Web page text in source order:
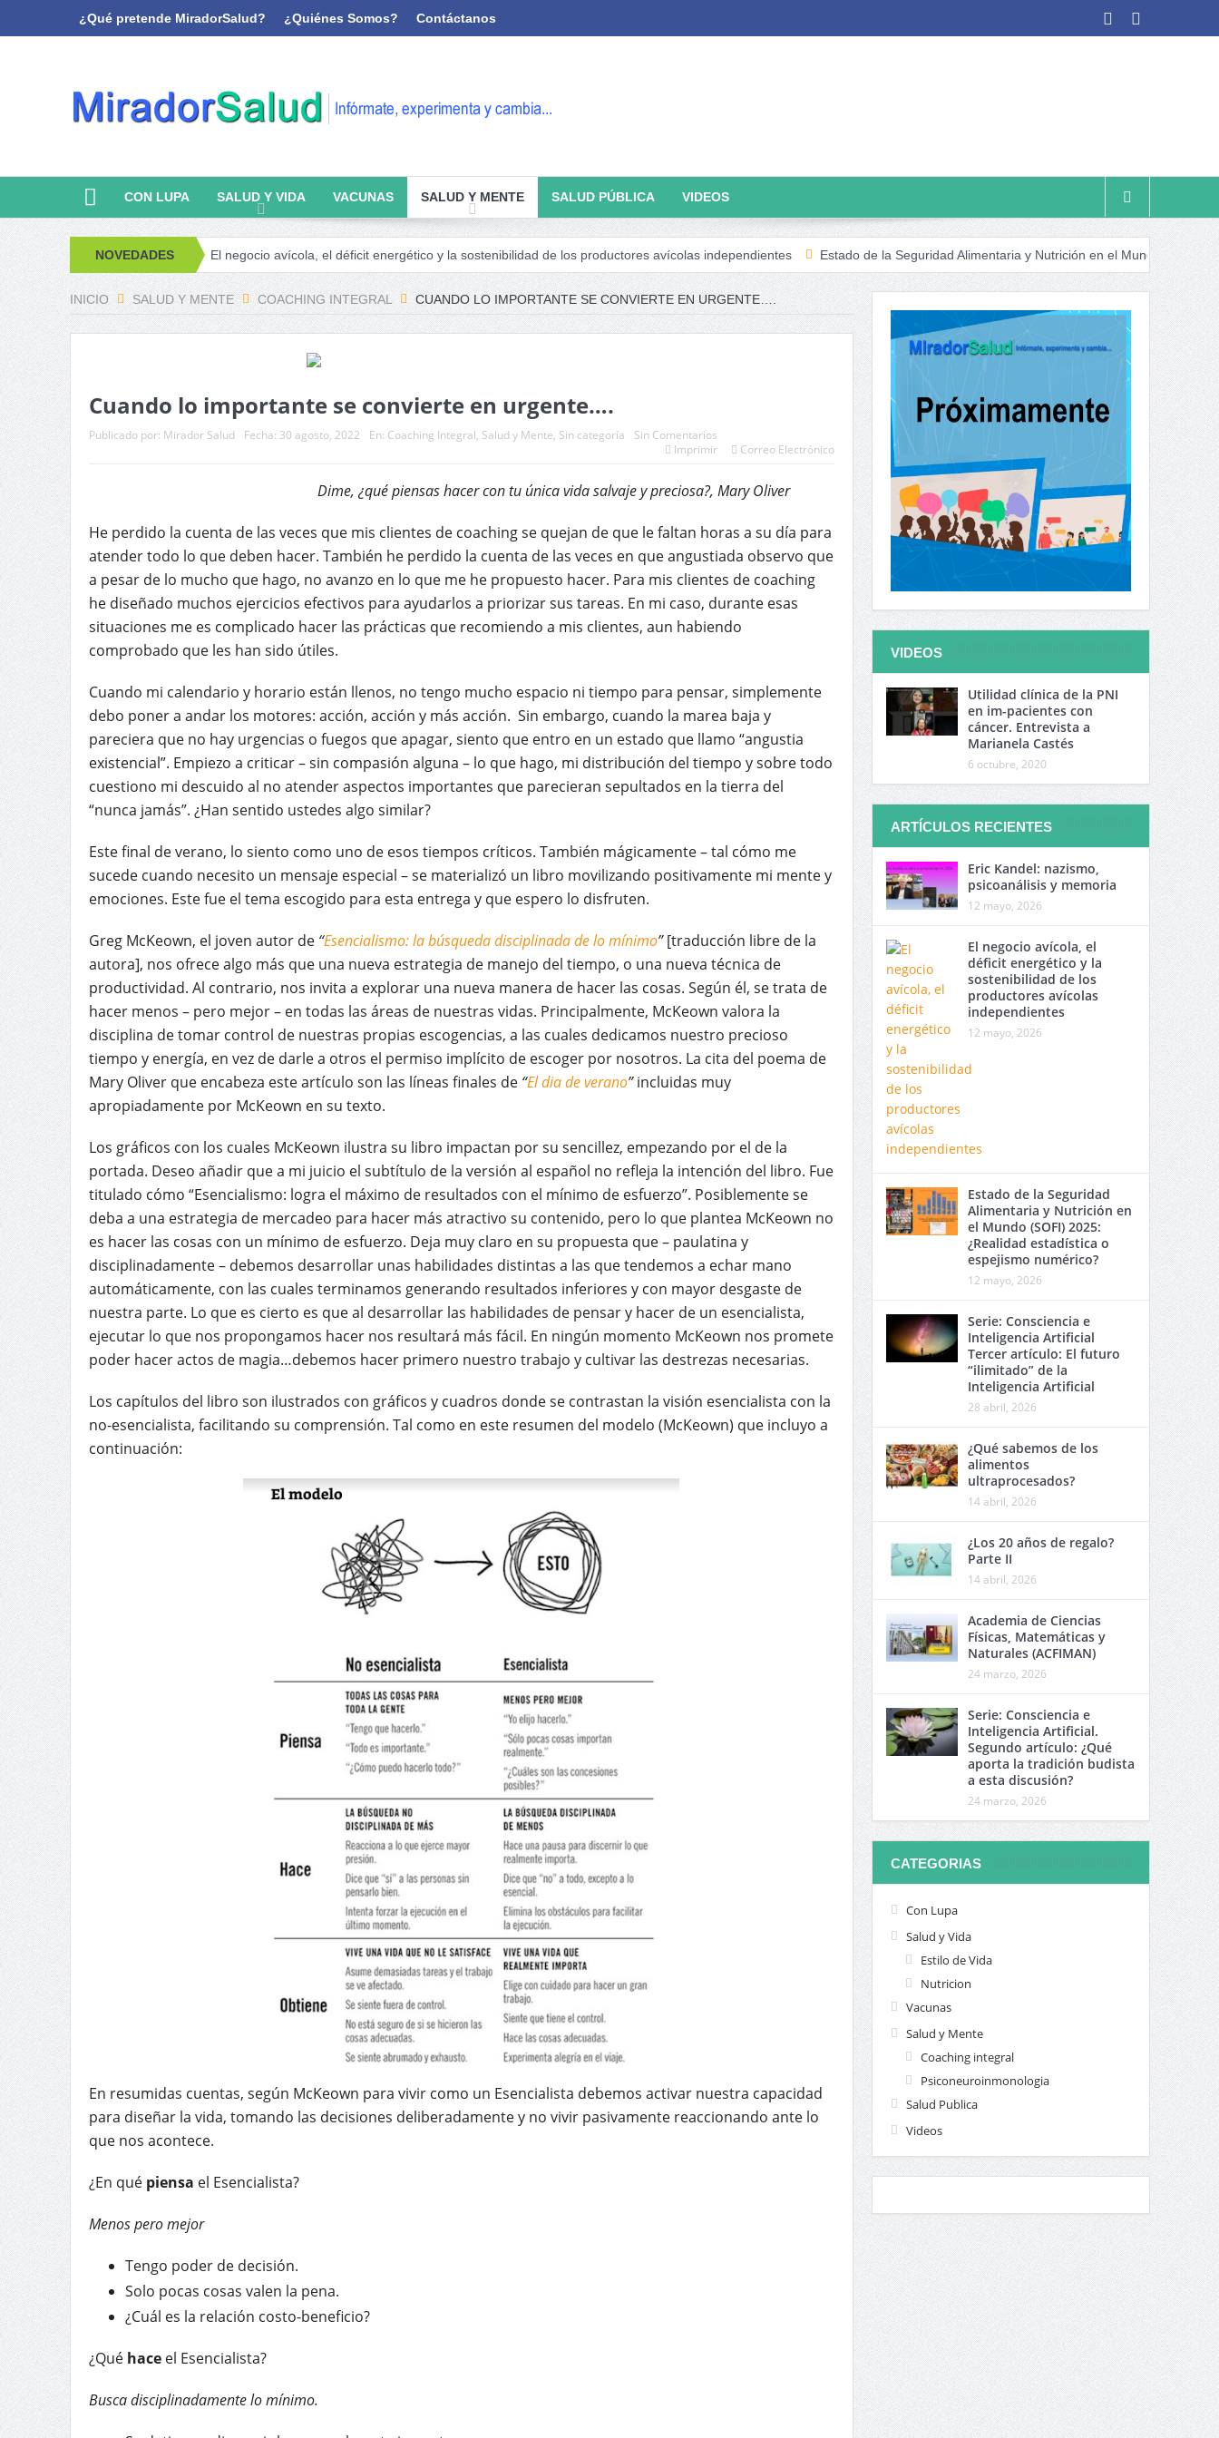
¿Qué pretende MiradorSalud? ¿Quiénes Somos? Contáctanos
CON LUPA SALUD Y VIDA VACUNAS SALUD Y MENTE SALUD PÚBLICA VIDEOS
NOVEDADES
y memoria El negocio avícola, el déficit energético y la sostenibilidad de los productores avícolas independientes Estado de la Seguridad Alimentaria y Nutrición en el Mundo (SOFI) 2025:
INICIO SALUD Y MENTE COACHING INTEGRAL CUANDO LO IMPORTANTE SE CONVIERTE EN URGENTE….
Cuando lo importante se convierte en urgente….
Publicado por: Mirador Salud Fecha: 30 agosto, 2022 En: Coaching Integral, Salud y Mente, Sin categoría
Sin Comentarios
Imprimir
Correo Electrónico
Dime, ¿qué piensas hacer con tu única vida salvaje y preciosa?, Mary Oliver
He perdido la cuenta de las veces que mis clientes de coaching se quejan de que le faltan horas a su día para
atender todo lo que deben hacer. También he perdido la cuenta de las veces en que angustiada observo que
a pesar de lo mucho que hago, no avanzo en lo que me he propuesto hacer. Para mis clientes de coaching
he diseñado muchos ejercicios efectivos para ayudarlos a priorizar sus tareas. En mi caso, durante esas
situaciones me es complicado hacer las prácticas que recomiendo a mis clientes, aun habiendo
comprobado que les han sido útiles.
Cuando mi calendario y horario están llenos, no tengo mucho espacio ni tiempo para pensar, simplemente
debo poner a andar los motores: acción, acción y más acción. Sin embargo, cuando la marea baja y
pareciera que no hay urgencias o fuegos que apagar, siento que entro en un estado que llamo “angustia
existencial”. Empiezo a criticar – sin compasión alguna – lo que hago, mi distribución del tiempo y sobre todo
cuestiono mi descuido al no atender aspectos importantes que parecieran sepultados en la tierra del
“nunca jamás”. ¿Han sentido ustedes algo similar?
Este final de verano, lo siento como uno de esos tiempos críticos. También mágicamente – tal cómo me
sucede cuando necesito un mensaje especial – se materializó un libro movilizando positivamente mi mente y
emociones. Este fue el tema escogido para esta entrega y que espero lo disfruten.
Greg McKeown, el joven autor de “Esencialismo: la búsqueda disciplinada de lo mínimo”[traducción libre de la
autora], nos ofrece algo más que una nueva estrategia de manejo del tiempo, o una nueva técnica de
productividad. Al contrario, nos invita a explorar una nueva manera de hacer las cosas. Según él, se trata de
hacer menos – pero mejor – en todas las áreas de nuestras vidas. Principalmente, McKeown valora la
disciplina de tomar control de nuestras propias escogencias, a las cuales dedicamos nuestro precioso
tiempo y energía, en vez de darle a otros el permiso implícito de escoger por nosotros. La cita del poema de
Mary Oliver que encabeza este artículo son las líneas finales de“El dia de verano”incluidas muy
apropiadamente por McKeown en su texto.
Los gráficos con los cuales McKeown ilustra su libro impactan por su sencillez, empezando por el de la
portada. Deseo añadir que a mi juicio el subtítulo de la versión al español no refleja la intención del libro. Fue
titulado cómo “Esencialismo: logra el máximo de resultados con el mínimo de esfuerzo”. Posiblemente se
deba a una estrategia de mercadeo para hacer más atractivo su contenido, pero lo que plantea McKeown no
es hacer las cosas con un mínimo de esfuerzo. Deja muy claro en su propuesta que – paulatina y
disciplinadamente – debemos desarrollar unas habilidades distintas a las que tendemos a echar mano
automáticamente, con las cuales terminamos generando resultados inferiores y con mayor desgaste de
nuestra parte. Lo que es cierto es que al desarrollar las habilidades de pensar y hacer de un esencialista,
ejecutar lo que nos propongamos hacer nos resultará más fácil. En ningún momento McKeown nos promete
poder hacer actos de magia…debemos hacer primero nuestro trabajo y cultivar las destrezas necesarias.
Los capítulos del libro son ilustrados con gráficos y cuadros donde se contrastan la visión esencialista con la
no-esencialista, facilitando su comprensión. Tal como en este resumen del modelo (McKeown) que incluyo a
continuación:
En resumidas cuentas, según McKeown para vivir como un Esencialista debemos activar nuestra capacidad
para diseñar la vida, tomando las decisiones deliberadamente y no vivir pasivamente reaccionando ante lo
que nos acontece.
¿En qué piensa el Esencialista?
Menos pero mejor
Tengo poder de decisión.
Solo pocas cosas valen la pena.
¿Cuál es la relación costo-beneficio?
¿Qué haceel Esencialista?
Busca disciplinadamente lo mínimo.
VIDEOS
Utilidad clínica de la PNI
en im-pacientes con
cáncer. Entrevista a
Marianela Castés
6 octubre, 2020
ARTÍCULOS RECIENTES
Eric Kandel: nazismo,
psicoanálisis y memoria
12 mayo, 2026
El negocio avícola, el
déficit energético y la
sostenibilidad de los
productores avícolas
independientes
12 mayo, 2026
Estado de la Seguridad
Alimentaria y Nutrición en
el Mundo (SOFI) 2025:
¿Realidad estadística o
espejismo numérico?
12 mayo, 2026
Serie: Consciencia e
Inteligencia Artificial
Tercer artículo: El futuro
“ilimitado” de la
Inteligencia Artificial
28 abril, 2026
¿Qué sabemos de los
alimentos
ultraprocesados?
14 abril, 2026
¿Los 20 años de regalo?
Parte II
14 abril, 2026
Academia de Ciencias
Físicas, Matemáticas y
Naturales (ACFIMAN)
24 marzo, 2026
Serie: Consciencia e
Inteligencia Artificial.
Segundo artículo: ¿Qué
aporta la tradición budista
a esta discusión?
24 marzo, 2026
CATEGORIAS
Con Lupa
Salud y Vida
Estilo de Vida
Nutricion
Vacunas
Salud y Mente
Coaching integral
Psiconeuroinmonologia
Salud Publica
Videos